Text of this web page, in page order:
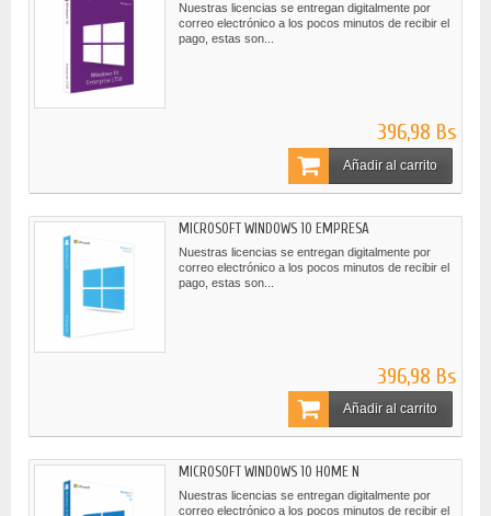
Nuestras licencias se entregan digitalmente por
correo electrónico a los pocos minutos de recibir el
pago, estas son...
396,98 Bs
Añadir al carrito
MICROSOFT WINDOWS 10 EMPRESA
Nuestras licencias se entregan digitalmente por
correo electrónico a los pocos minutos de recibir el
pago, estas son...
396,98 Bs
Añadir al carrito
MICROSOFT WINDOWS 10 HOME N
Nuestras licencias se entregan digitalmente por
correo electrónico a los pocos minutos de recibir el